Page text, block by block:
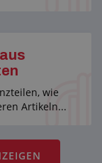
wie
Artikeln...